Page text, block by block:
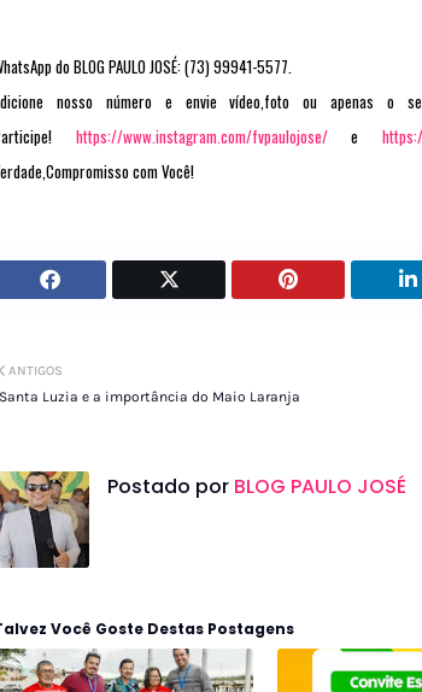
do BLOG PAULO JOSÉ: (73) 99941-5577.
nosso número e envie vídeo,foto ou apenas o
https://www.instagram.com/fvpaulojose/e
com Você!
ANTIGOS
Santa Luzia e a importância do Maio Laranja
Postado por BLOG PAULO JOSÉ
Você Goste Destas Postagens